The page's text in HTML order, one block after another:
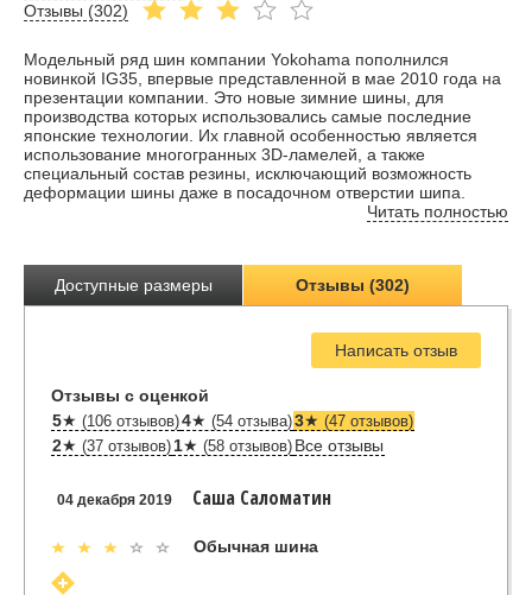
Отзывы (302)
Модельный ряд шин компании Yokohama пополнился
новинкой IG35, впервые представленной в мае 2010 года на
презентации компании. Это новые зимние шины, для
производства которых использовались самые последние
японские технологии. Их главной особенностью является
использование многогранных 3D-ламелей, а также
специальный состав резины, исключающий возможность
деформации шины даже в посадочном отверстии шипа.
Читать полностью
Доступные размеры Отзывы (302)
Написать отзыв
Отзывы с оценкой
5★ (106 отзывов)4★ (54 отзыва)3★ (47 отзывов)
2★ (37 отзывов) 1★ (58 отзывов) Все отзывы
04 декабря 2019 Саша Саломатин
Обычная шина